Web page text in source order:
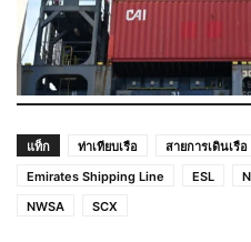
แท็ก ท่าเทียบเรือ สายการเดินเรือ
Emirates Shipping Line
ESL
NWSA
SCX